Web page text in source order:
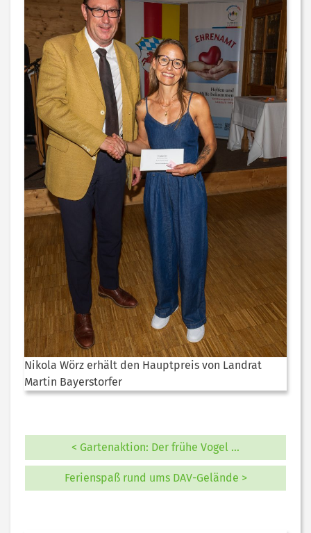
Nikola Wörz erhält den Hauptpreis von Landrat
Martin Bayerstorfer
< Gartenaktion: Der frühe Vogel …
Ferienspaß rund ums DAV-Gelände >